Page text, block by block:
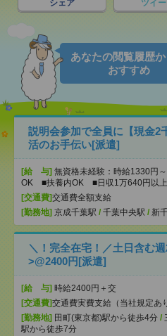
シェア ツイー
あなたの閲覧履歴
おすすめ
説明会参加で全員に【現金2
活のお手伝い[派遣]
[給 与] 無資格未経験：時給1330円
OK ■扶養内OK ■日収1万640円以上
[交通費]交通費全額支給
[勤務地] 京成千葉駅 / 千葉中央駅 / 新
＼！完全在宅！／土日含む
>@2400円[派遣]
[給 与] 時給2400円＋交
[交通費]交通費実費支給（当社規定あ
[勤務地] 田町(東京都)駅から徒歩4分 /
駅から徒歩7分